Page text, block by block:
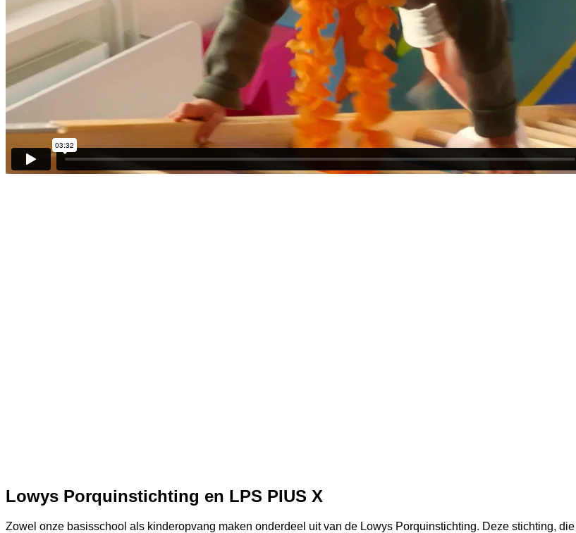
Lowys Porquinstichting en LPS PIUS X
Zowel onze basisschool als kinderopvang maken onderdeel uit van de Lowys Porquinstichting. Deze stichting,